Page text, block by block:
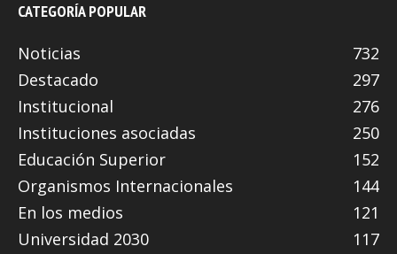
CATEGORÍA POPULAR
Noticias
732
Destacado
297
Institucional
276
Instituciones asociadas
250
Educación Superior
152
Organismos Internacionales
144
En los medios
121
Universidad 2030
117